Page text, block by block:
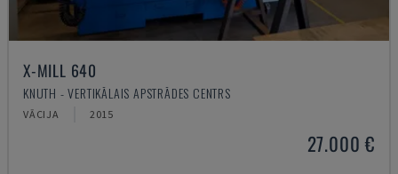
X-MILL 640
KNUTH - VERTIKĀLAIS APSTRĀDES CENTRS
VĀCIJA 2015
27.000 €